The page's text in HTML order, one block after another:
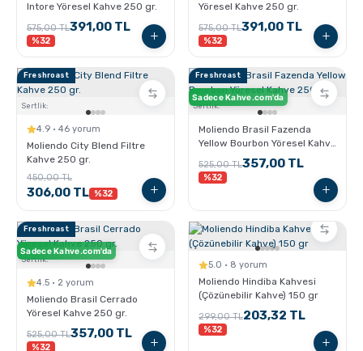
Intore Yöresel Kahve 250 gr.
575,00 TL391,00 TL
%32
Yöresel Kahve 250 gr.
575,00 TL391,00 TL
%32
Freshroast
Sertlik:
4.9 · 46 yorum
Moliendo City Blend Filtre
Kahve 250 gr.
450,00 TL
306,00 TL %32
Freshroast
Sertlik:
Sadece Kahve.com'da
Moliendo Brasil Fazenda
Yellow Bourbon Yöresel Kahve
525,00 TL357,00 TL
%32
Freshroast
Sertlik:
Sadece Kahve.com'da
4.5 · 2 yorum
Moliendo Brasil Cerrado
Yöresel Kahve 250 gr.
525,00 TL357,00 TL
%32
5.0 · 8 yorum
Moliendo Hindiba Kahvesi
(Çözünebilir Kahve) 150 gr
299,00 TL203,32 TL
%32